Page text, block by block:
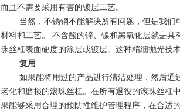
而且不需要采用有害的镀层工艺。
当然，不锈钢不能解决所有问题，但是我
材料和工艺。 不含酸的锌、镍和黑氧化层就是
珠丝杠表面硬度的涂层或镀层。这种精细抛光技
复用
如果能将用过的产品进行清洁处理，然后
老化和磨损的滚珠丝杠。在所有退役的滚珠丝杠
果能够采用合理的预防性维护管理程序，在合适